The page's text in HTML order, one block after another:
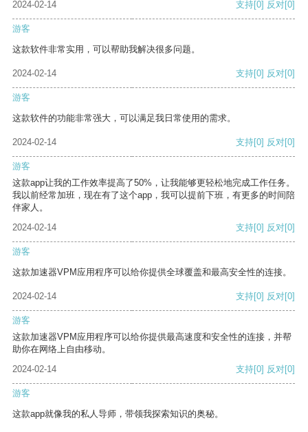
2024-02-14 支持[0] 反对[0]
游客
这款软件非常实用，可以帮助我解决很多问题。
2024-02-14 支持[0] 反对[0]
游客
这款软件的功能非常强大，可以满足我日常使用的需求。
2024-02-14 支持[0] 反对[0]
游客
这款app让我的工作效率提高了50%，让我能够更轻松地完成工作任务。
我以前经常加班，现在有了这个app，我可以提前下班，有更多的时间陪
伴家人。
2024-02-14
支持[0] 反对[0]
游客
这款加速器VPM应用程序可以给你提供全球覆盖和最高安全性的连接。
2024-02-14 支持[0] 反对[0]
游客
这款加速器VPM应用程序可以给你提供最高速度和安全性的连接，并帮
助你在网络上自由移动。
2024-02-14
支持[0] 反对[0]
游客
这款app就像我的私人导师，带领我探索知识的奥秘。